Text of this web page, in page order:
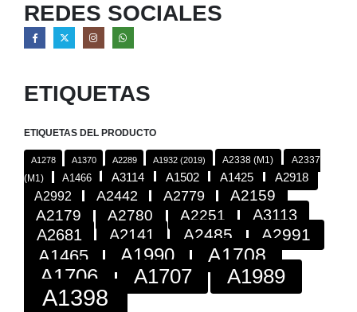
REDES SOCIALES
ETIQUETAS
ETIQUETAS DEL PRODUCTO
A1278 A1370 A2289 A1932 (2019) A2338 (M1)
A2337
(M1)
A1466 A3114 A1502 A1425 A2918
A2992 A2442 A2779
A2159
A2179
A2780 A2251
A3113
A2681
A2141 A2485 A2991
A1465 A1990
A1708
A1706
A1707 A1989
A1398